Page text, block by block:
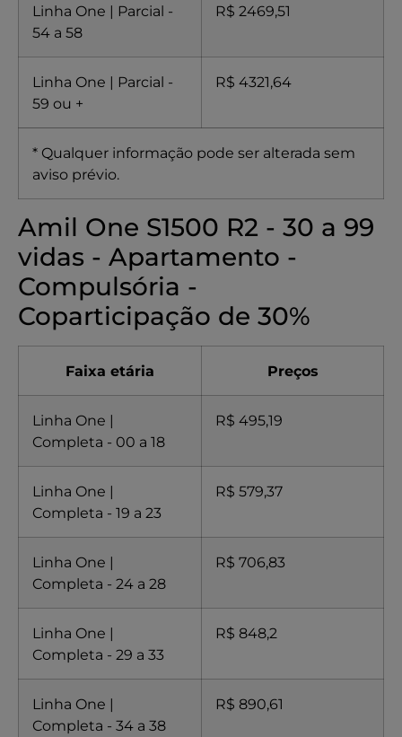
Linha One | Parcial -
54 a 58
R$ 2469,51
Linha One | Parcial -
59 ou +
R$ 4321,64
* Qualquer informação pode ser alterada sem
aviso prévio.
Amil One S1500 R2 - 30 a 99
vidas - Apartamento -
Compulsória -
Coparticipação de 30%
Faixa etária Preços
Linha One |
Completa - 00 a 18
R$ 495,19
Linha One |
Completa - 19 a 23
R$ 579,37
Linha One |
Completa - 24 a 28
R$ 706,83
Linha One |
Completa - 29 a 33
R$ 848,2
Linha One |
Completa - 34 a 38
R$ 890,61